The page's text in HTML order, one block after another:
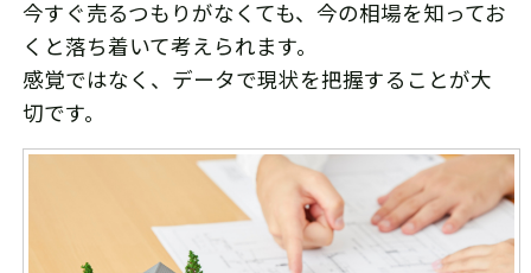
今すぐ売るつもりがなくても、今の相場を知ってお
くと落ち着いて考えられます。
感覚ではなく、データで現状を把握することが大
切です。